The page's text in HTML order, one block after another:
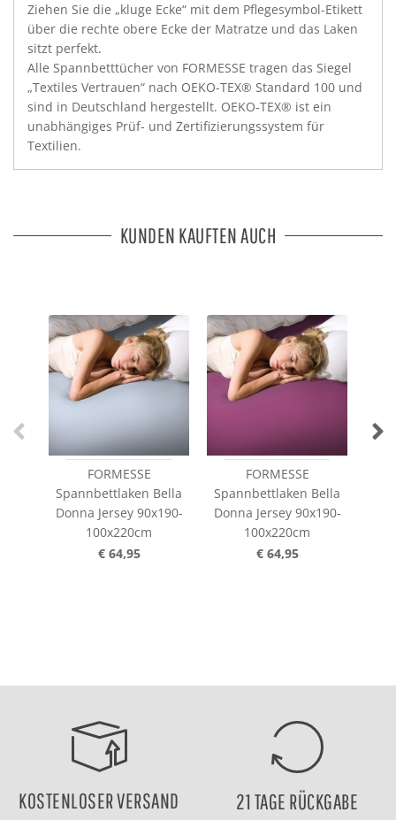
Ziehen Sie die „kluge Ecke“ mit dem Pflegesymbol-Etikett
über die rechte obere Ecke der Matratze und das Laken
sitzt perfekt.
Alle Spannbetttücher von FORMESSE tragen das Siegel
„Textiles Vertrauen“ nach OEKO-TEX® Standard 100 und
sind in Deutschland hergestellt. OEKO-TEX® ist ein
unabhängiges Prüf- und Zertifizierungssystem für
Textilien.
KUNDEN KAUFTEN AUCH
FORMESSE
Spannbettlaken Bella
Donna Jersey 90x190-
100x220cm
€ 64,95
FORMESSE
Spannbettlaken Bella
Donna Jersey 90x190-
100x220cm
€ 64,95
KOSTENLOSER VERSAND 21 TAGE RÜCKGABE